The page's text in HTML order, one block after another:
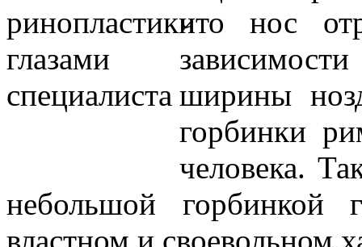
что нос
ширины
горбинки
человека.
небольшой горбинкой
властном и своевольном